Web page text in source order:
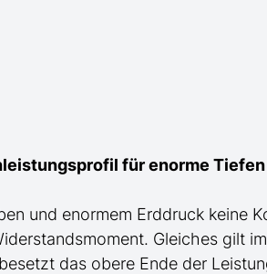
fürenorme
und enormem Erddruck keine
Gleiches gilt
das obere Ende der